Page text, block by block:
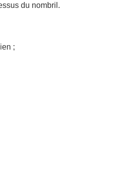
du nombril.
;